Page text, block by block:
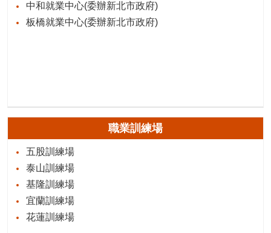
中和就業中心(委辦新北市政府)
板橋就業中心(委辦新北市政府)
職業訓練場
五股訓練場
泰山訓練場
基隆訓練場
宜蘭訓練場
花蓮訓練場